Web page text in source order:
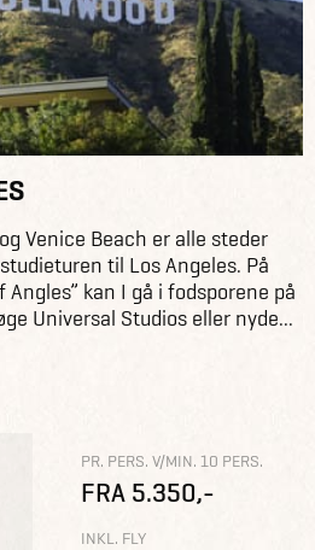
Venice Beach er alle steder
til Los Angeles. På
Angles” kan I gå i fodsporene på
Universal Studios eller nyde...
PR. PERS. V/MIN. 10 PERS.
FRA 5.350,-
INKL. FLY